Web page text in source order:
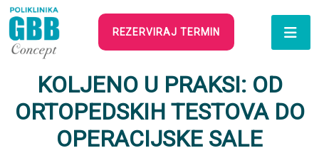
REZERVIRAJ TERMIN
KOLJENO U PRAKSI: OD
ORTOPEDSKIH TESTOVA DO
OPERACIJSKE SALE